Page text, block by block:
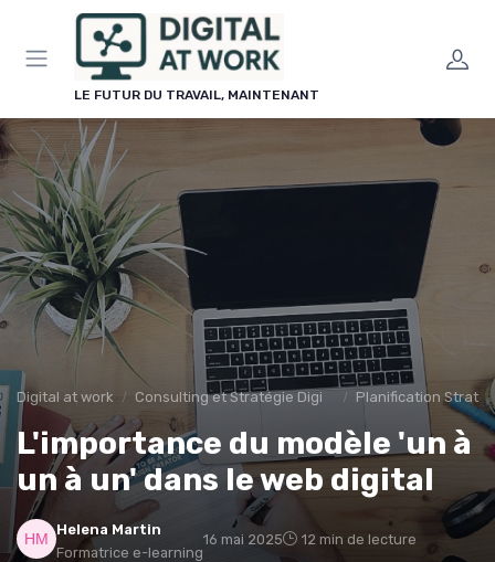
LE FUTUR DU TRAVAIL, MAINTENANT
Digital at work Consulting et Stratégie Digitale Planification
L'importance du modèle 'un à
un à un' dans le web digital
Helena Martin
Formatrice e-learning
16 mai 2025 12 min de lecture
Panneau de gestion des cookies